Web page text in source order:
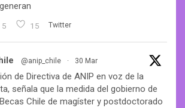
5 15 Twitter
@anip_chile · 30 Mar
de Directiva de ANIP en voz de la
señala que la medida del gobierno de
Chile de magíster y postdoctorado